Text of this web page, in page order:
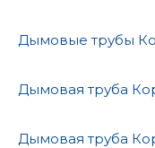
Дымовые трубы
Дымовая труба
Дымовая труба